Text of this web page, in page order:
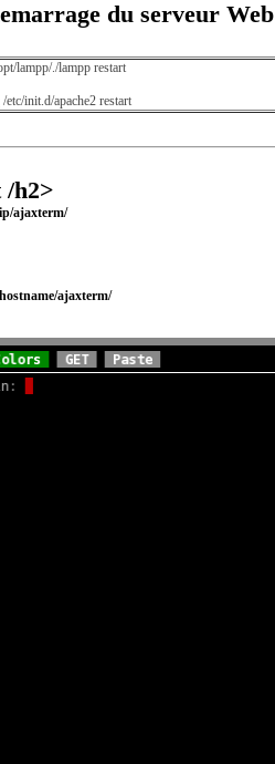
du serveur Web
lampp/./lampp restart
/etc/init.d/apache2 restart
/h2>
ajaxterm/
ajaxterm/